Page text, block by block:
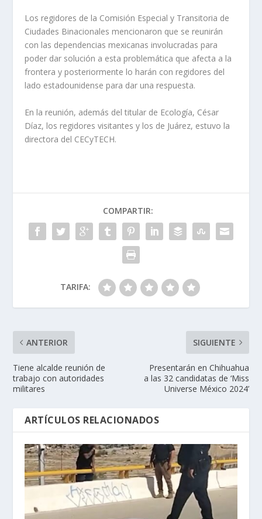
Los regidores de la Comisión Especial y Transitoria de
Ciudades Binacionales mencionaron que se reunirán
con las dependencias mexicanas involucradas para
poder dar solución a esta problemática que afecta a la
frontera y posteriormente lo harán con regidores del
lado estadounidense para dar una respuesta.
En la reunión, además del titular de Ecología, César
Díaz, los regidores visitantes y los de Juárez, estuvo la
directora del CECyTECH.
COMPARTIR:
TARIFA:
ANTERIOR
Tiene alcalde reunión de
trabajo con autoridades
militares
SIGUIENTE
Presentarán en Chihuahua
a las 32 candidatas de ‘Miss
Universe México 2024’
ARTÍCULOS RELACIONADOS